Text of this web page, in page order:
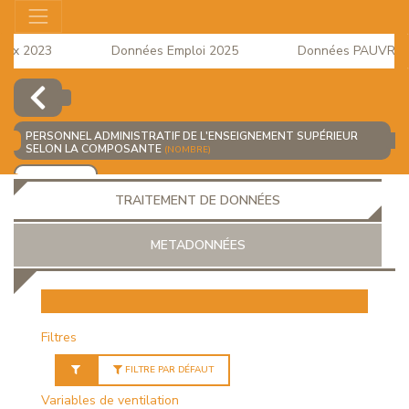
2023 Données Emploi 2025
Données
Consommation du mois d'Avril 2026 est disponible
PERSONNEL ADMINISTRATIF DE L'ENSEIGNEMENT SUPÉRIEUR
SELON LA COMPOSANTE (NOMBRE)
AJOUTER
TRAITEMENT DE DONNÉES
METADONNÉES
Filtres
FILTRE PAR DÉFAUT
Variables de ventilation